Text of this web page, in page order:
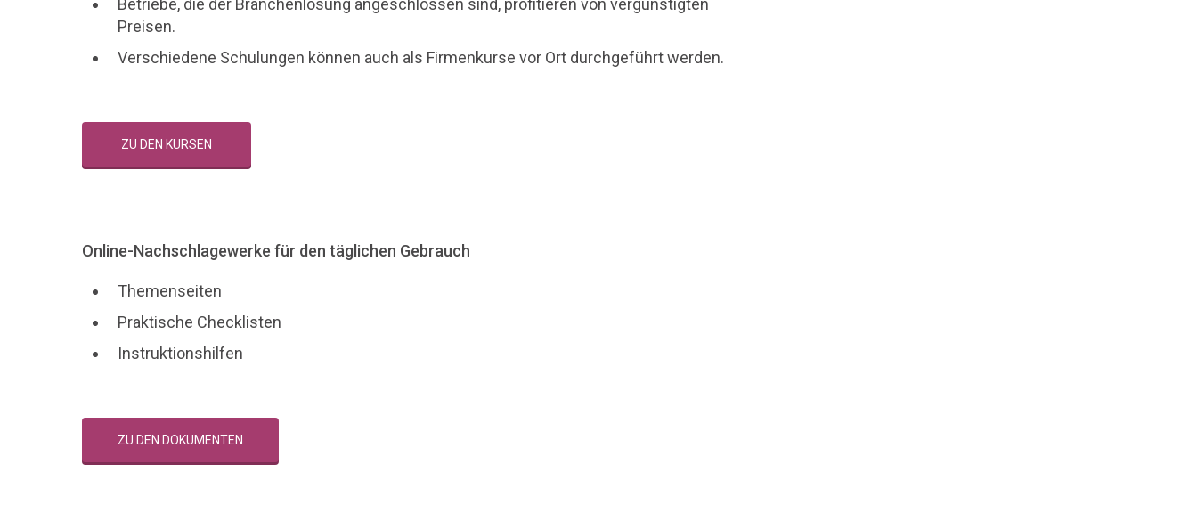
Betriebe, die der Branchenlösung angeschlossen sind, profitieren von vergünstigten
Preisen.
Verschiedene Schulungen können auch als Firmenkurse vor Ort durchgeführt werden.
ZU DEN KURSEN
Online-Nachschlagewerke für den täglichen Gebrauch
Themenseiten
Praktische Checklisten
Instruktionshilfen
ZU DEN DOKUMENTEN